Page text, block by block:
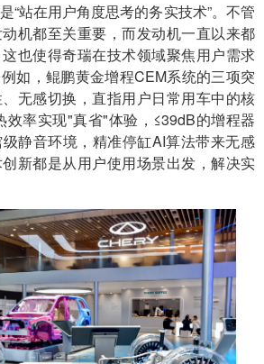
站在用户角度思考的务实技术”。不管
机都至关重要，而发动机一直以来都
也使得奇瑞在技术领域聚焦用户需求
如，鲲鹏黄金增程CEM系统的三项突
无感切换，直指用户日常用车中的核
效率实现"真省"体验，≤39dB的增程器
静音环境，精准停缸AI算法带来无感
新都是从用户使用场景出发，解决实